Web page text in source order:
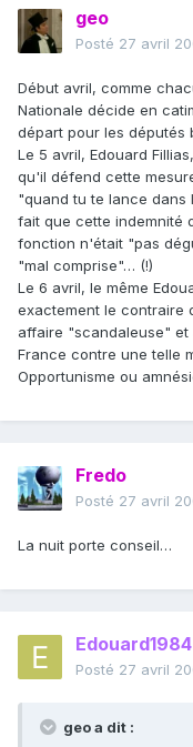
geo
Posté 27 avril
Début avril, comme
Nationale décide en
départ pour les députés
Le 5 avril, Edouard
qu'il défend cette
"quand tu te lance dans
fait que cette indemnité
fonction n'était "pas
"mal comprise"… (!)
Le 6 avril, le même
exactement le contraire
affaire "scandaleuse"
France contre une telle
Opportunisme ou
Fredo
Posté 27 avril
La nuit porte conseil…
Edouard1984
Posté 27 avril
geo a dit :